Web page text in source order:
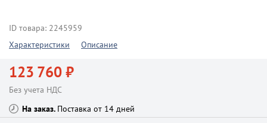
ID товара: 2245959
Характеристики
Описание
123 760 ₽
Без учета НДС
На заказ Поставка от 14 дней